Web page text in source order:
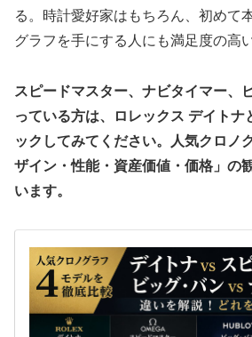
る。時計愛好家はもちろん、初めて
グラフを手にする人にも満足度の高
スピードマスター、ナビタイマー、
っている方は、ロレックス デイトナ
ックしてみてください。人気クロノ
ザイン・性能・資産価値・価格」の
います。